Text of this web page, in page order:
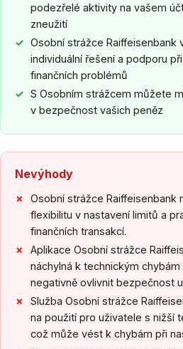
podezřelé aktivity na vašem
zneužití
Osobní strážce Raiffeisenbank
individuální řešení a podporu
finančních problémů
S Osobním strážcem můžete
v bezpečnost vašich peněz
Nevýhody
Osobní strážce Raiffeisenbank
flexibilitu v nastavení limitů a
finančních transakcí.
Aplikace Osobní strážce
náchylná k technickým
negativně ovlivnit bezpečnost
Služba Osobní strážce
na použití pro uživatele s nižší
což může vést k chybám při